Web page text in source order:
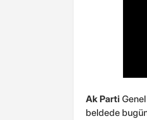
Ak Parti Genel
beldede